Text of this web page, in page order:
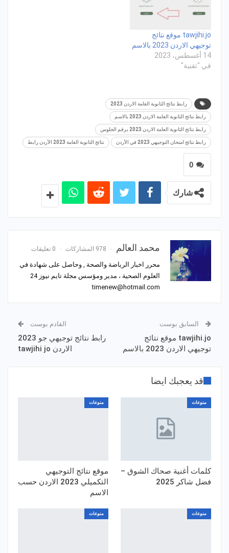
tawjihi.jo موقع نتائج
توجيهي الاردن 2023 بالاسم
14 أغسطس، 2023
في "تقنية"
رابط نتائج الثانوية العامة الاردن 2023
رابط نتائج الثانوية العامة الاردن 2023 بالاسم
رابط نتائج الثانوية العامة الاردن 2023 برقم الجلوس
رابط نتائج امتحان التوجيهي 2023 في الأردن نتائج الثانوية العامة 2023 الأردن رابط
0
شارك
محمد العالم 978 المشاركات 0 تعليقات
محرر اخبار الرياضة والصحة , وحاصل على شهادة في
العلوم الصحية ، مدير ومؤسس مجلة تايم نيوز 24
timenew@hotmail.com
السابق بوست
tawjihi.jo موقع نتائج
توجيهي الاردن 2023 بالاسم
القادم بوست
رابط نتائج توجيهي جو 2023
الاردن tawjihi jo
قد يعجبك ايضا
منوعات
كلمات أغنية صحاك الشوق –
فضل شاكر 2025
منوعات
موقع نتائج التوجيهي
التكميلي 2023 الاردن حسب
الاسم
منوعات منوعات